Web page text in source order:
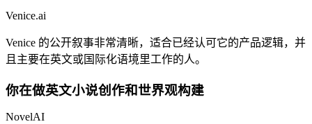
Venice.ai
Venice 的公开叙事非常清晰，适合已经认可它的产品逻辑，并
且主要在英文或国际化语境里工作的人。
你在做英文小说创作和世界观构建
NovelAI